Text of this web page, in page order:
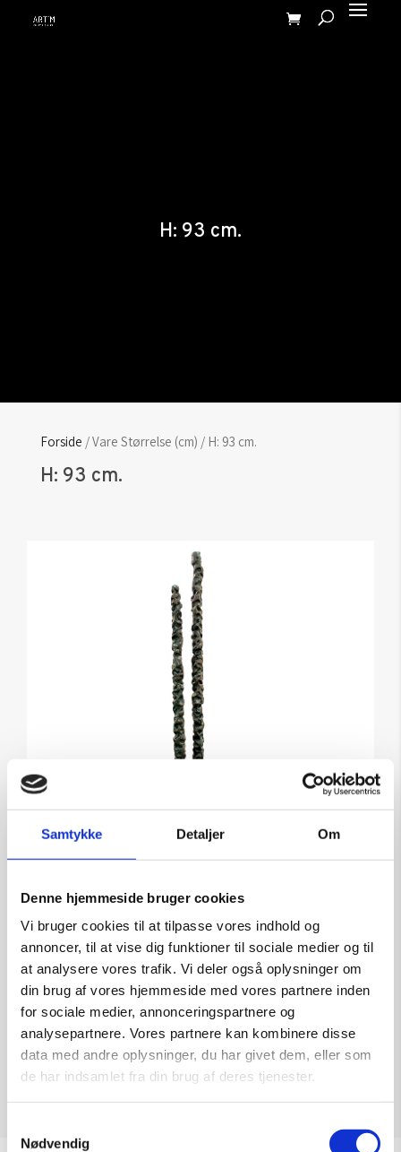
Samtykke Detaljer Om
Denne hjemmeside bruger cookies
Vi bruger cookies til at tilpasse vores indhold og
annoncer, til at vise dig funktioner til sociale medier og til
at analysere vores trafik. Vi deler også oplysninger om
din brug af vores hjemmeside med vores partnere inden
for sociale medier, annonceringspartnere og
analysepartnere. Vores partnere kan kombinere disse
data med andre oplysninger, du har givet dem, eller som
de har indsamlet fra din brug af deres tjenester.
Nødvendig
H: 93 cm.
Forside / Vare Størrelse (cm) / H: 93 cm.
H: 93 cm.
Skulptur af Flemming Holm: Forventning om
Kunstner: Flemming Holm – skulptur
Størrelse: H: 93 cm.
Tilføj til kurv